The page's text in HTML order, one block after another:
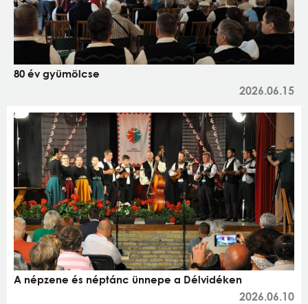
80 év gyümölcse
2026.06.15
A népzene és néptánc ünnepe a Délvidéken
2026.06.10